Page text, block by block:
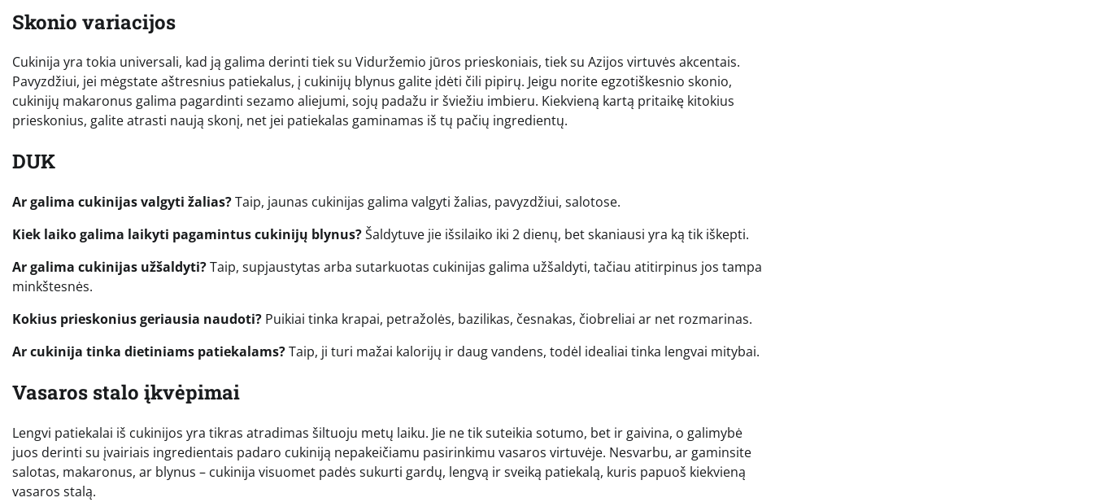
Skonio variacijos
Cukinija yra tokia universali, kad ją galima derinti tiek su Viduržemio jūros prieskoniais, tiek su Azijos virtuvės akcentais.
Pavyzdžiui, jei mėgstate aštresnius patiekalus, į cukinijų blynus galite įdėti čili pipirų. Jeigu norite egzotiškesnio skonio,
cukinijų makaronus galima pagardinti sezamo aliejumi, sojų padažu ir šviežiu imbieru. Kiekvieną kartą pritaikę kitokius
prieskonius, galite atrasti naują skonį, net jei patiekalas gaminamas iš tų pačių ingredientų.
DUK
Ar galima cukinijas valgyti žalias?Taip, jaunas cukinijas galima valgyti žalias, pavyzdžiui, salotose.
Kiek laiko galima laikyti pagamintus cukinijų blynus?Šaldytuve jie išsilaiko iki 2 dienų, bet skaniausi yra ką tik iškepti.
Ar galima cukinijas užšaldyti?Taip, supjaustytas arba sutarkuotas cukinijas galima užšaldyti, tačiau atitirpinus jos tampa
minkštesnės.
Kokius prieskonius geriausia naudoti? Puikiai tinka krapai, petražolės, bazilikas, česnakas, čiobreliai ar net rozmarinas.
Ar cukinija tinka dietiniams patiekalams?Taip, ji turi mažai kalorijų ir daug vandens, todėl idealiai tinka lengvai mitybai.
Vasaros stalo įkvėpimai
Lengvi patiekalai iš cukinijos yra tikras atradimas šiltuoju metų laiku. Jie ne tik suteikia sotumo, bet ir gaivina, o galimybė
juos derinti su įvairiais ingredientais padaro cukiniją nepakeičiamu pasirinkimu vasaros virtuvėje. Nesvarbu, ar gaminsite
salotas, makaronus, ar blynus – cukinija visuomet padės sukurti gardų, lengvą ir sveiką patiekalą, kuris papuoš kiekvieną
vasaros stalą.